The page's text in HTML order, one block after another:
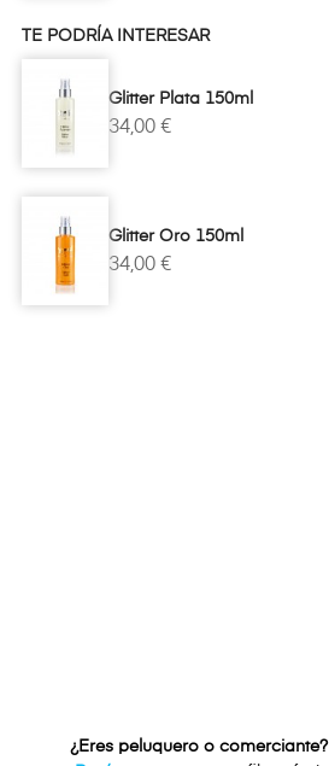
TE PODRÍA INTERESAR
Glitter Plata 150ml
34,00 €
Glitter Oro 150ml
34,00 €
¿Eres peluquero o comerciante?